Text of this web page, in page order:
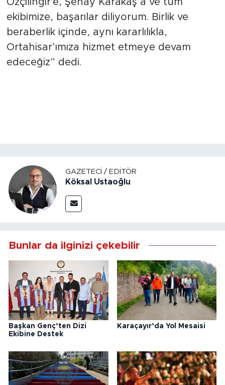
ekibimize, başarılar diliyorum. Birlik ve
beraberlik içinde, aynı kararlılıkla,
Ortahisar’ımıza hizmet etmeye devam
edeceğiz” dedi.
GAZETECI / EDITÖR
Köksal Ustaoğlu
Bunlar da ilginizi çekebilir
Başkan Genç’ten Dizi
Ekibine Destek
Karaçayır’da Yol Mesaisi